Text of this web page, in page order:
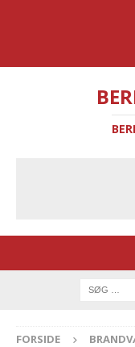
FORSIDE